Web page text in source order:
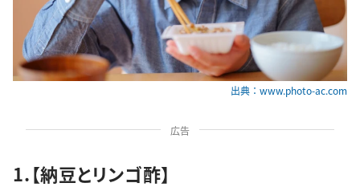
出典：www.photo-ac.com
広告
1.【納豆とリンゴ酢】